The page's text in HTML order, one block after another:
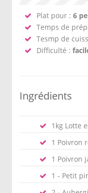
Plat pour : 6
Temps de
Tesmp de
Difficulté :
Ingrédients
1kg Lotte
1 Poivron
1 Poivron
1 - Petit